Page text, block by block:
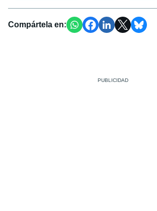
Compártela en: